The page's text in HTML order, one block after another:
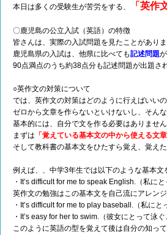
本日は多くの受験生が苦労をする、 「 英作
〇鹿児島の公立入試（英語）の特徴
皆さんは、実際の入試問題を見たことがあり
鹿児島県の入試は、他県に比べても記述問題
90点満点のうち約38点分も記述問題が出題さ
○英作文の対策について
では、英作文の対策はどのように行えばいいの
ゼロから文章を作らないといけないし、そん
基本的には、自分で文を作る必要はありません
まずは 「覚えている基本文の中から使える文章
そして教科書の基本文をひたすら覚え、覚え
例えば、、中学3年生では以下のような基本文
・It’s difficult for me to speak English.（私に
英作文の勉強はこの基本文を自己流にアレンジ
・It’s difficult for me to play baseball.（私にと
・It’s easy for her to swim.（彼女にとって泳ぐ
このように英語の型を覚えて後は自分の知っ